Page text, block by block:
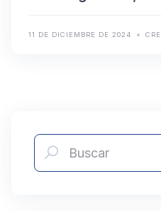
11 DE DICIEMBRE DE 2024